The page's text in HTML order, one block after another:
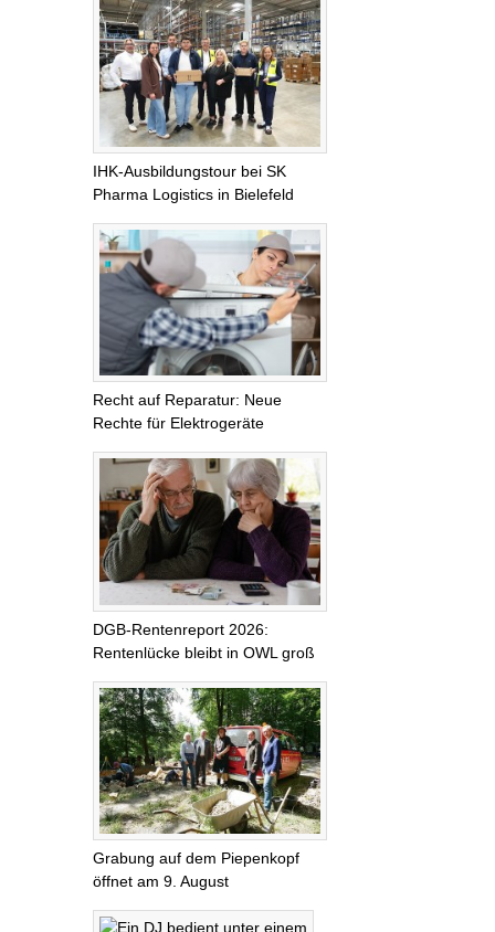
IHK-Ausbildungstour bei SK
Pharma Logistics in Bielefeld
Recht auf Reparatur: Neue
Rechte für Elektrogeräte
DGB-Rentenreport 2026:
Rentenlücke bleibt in OWL groß
Grabung auf dem Piepenkopf
öffnet am 9. August